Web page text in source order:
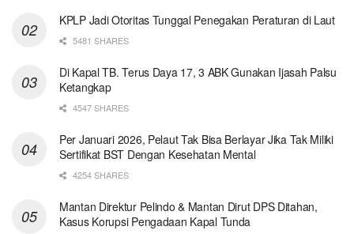
KPLP Jadi Otoritas Tunggal Penegakan Peraturan di Laut
5481 SHARES
Di Kapal TB. Terus Daya 17, 3 ABK Gunakan Ijasah Palsu
Ketangkap
4547 SHARES
Per Januari 2026, Pelaut Tak Bisa Berlayar Jika Tak Miliki
Sertifikat BST Dengan Kesehatan Mental
4254 SHARES
Mantan Direktur Pelindo & Mantan Dirut DPS Ditahan,
Kasus Korupsi Pengadaan Kapal Tunda